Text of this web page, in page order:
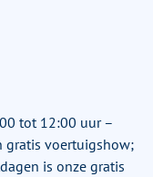
tot 12:00 uur –
gratis voertuigshow;
is onze gratis